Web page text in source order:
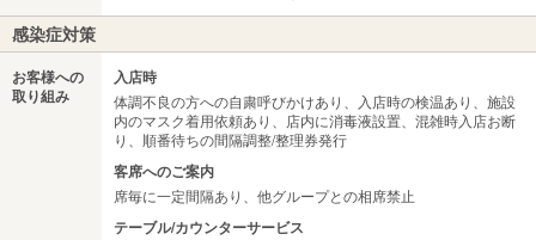
感染症対策
お客様への
取り組み
入店時
体調不良の方への自粛呼びかけあり、入店時の検温あり、施設
内のマスク着用依頼あり、店内に消毒液設置、混雑時入店お断
り、順番待ちの間隔調整/整理券発行
客席へのご案内
席毎に一定間隔あり、他グループとの相席禁止
テーブル/カウンターサービス